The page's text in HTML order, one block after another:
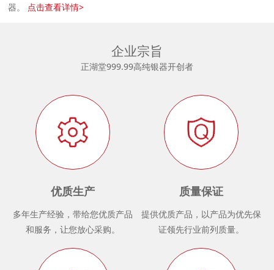
器。 点击查看详情>
企业宗旨
正湖堂999.99高纯银器开创者
优质生产
多年生产经验，带给您优质产品
和服务，让您放心采购。
质量保证
提供优质产品，以产品为优先保
证领先行业前列质量。